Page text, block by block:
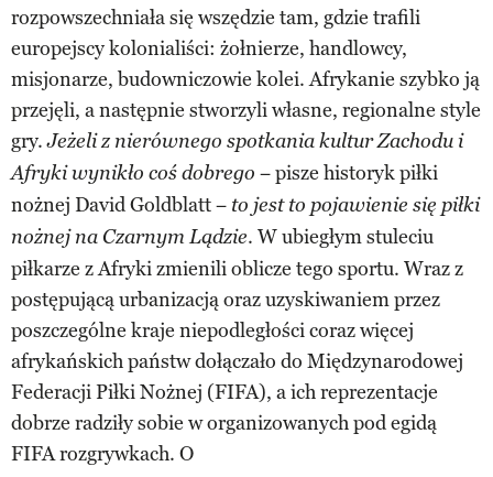
rozpowszechniała się wszędzie tam, gdzie trafili
europejscy kolonialiści: żołnierze, handlowcy,
misjonarze, budowniczowie kolei. Afrykanie szybko ją
przejęli, a następnie stworzyli własne, regionalne style
gry.Jeżeli z nierównego spotkania kultur Zachodu i
Afryki wynikło coś dobrego − pisze historyk piłki
nożnej David Goldblatt − to jest to pojawienie się piłki
nożnej na Czarnym Lądzie. W ubiegłym stuleciu
piłkarze z Afryki zmienili oblicze tego sportu. Wraz z
postępującą urbanizacją oraz uzyskiwaniem przez
poszczególne kraje niepodległości coraz więcej
afrykańskich państw dołączało do Międzynarodowej
Federacji Piłki Nożnej (FIFA), a ich reprezentacje
dobrze radziły sobie w organizowanych pod egidą
FIFA rozgrywkach. O